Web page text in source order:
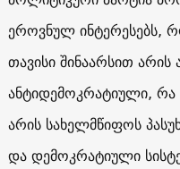
ეროვნულ ინტერესებს,
თავისი შინაარსით არის
ანტიდემოკრატიული, რა
არის სახელმწიფოს
და დემოკრატიული